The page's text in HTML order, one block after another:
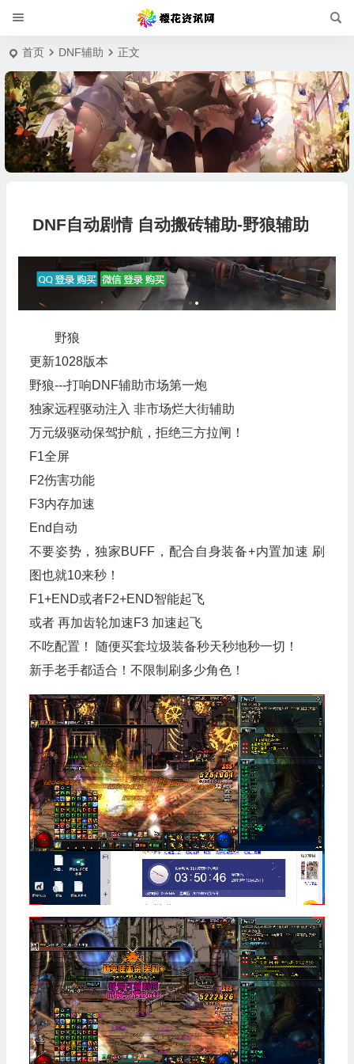
首页 DNF辅助 正文
DNF自动剧情 自动搬砖辅助-野狼辅助
野狼
更新1028版本
野狼---打响DNF辅助市场第一炮
独家远程驱动注入 非市场烂大街辅助
万元级驱动保驾护航，拒绝三方拉闸！
F1全屏
F2伤害功能
F3内存加速
End自动
不要姿势，独家BUFF，配合自身装备+内置加速 刷
图也就10来秒！
F1+END或者F2+END智能起飞
或者 再加齿轮加速F3 加速起飞
不吃配置！ 随便买套垃圾装备秒天秒地秒一切！
新手老手都适合！不限制刷多少角色！